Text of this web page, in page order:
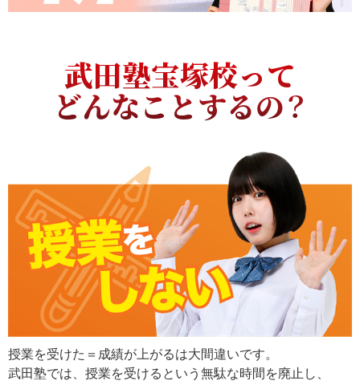
武田塾宝塚校って
どんなことするの？
授業を受けた＝成績が上がるは大間違いです。
武田塾では、授業を受けるという無駄な時間を廃止し、